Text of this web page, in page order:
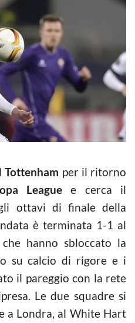
Tottenham per il ritorno
League e cerca il
ottavi di finale della
è terminata 1-1 al
hanno sbloccato la
su calcio di rigore e i
il pareggio con la rete
Le due squadre si
a Londra, al White Hart